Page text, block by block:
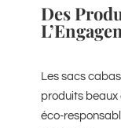
Des
Les sacs
produits
éco-